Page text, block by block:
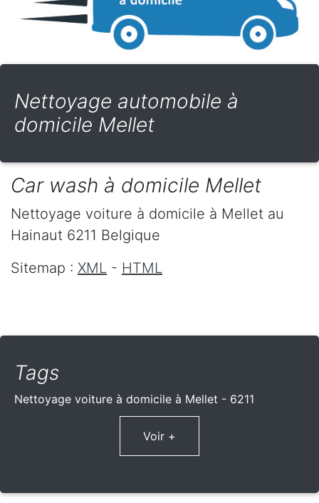
Nettoyage automobile à
domicile Mellet
Car wash à domicile Mellet
Nettoyage voiture à domicile à Mellet au
Hainaut 6211 Belgique
Sitemap : XML - HTML
Tags
Nettoyage voiture à domicile à Mellet - 6211
Voir +